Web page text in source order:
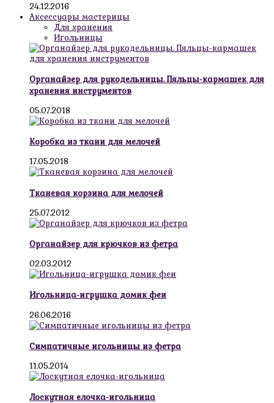
24.12.2016
Аксессуары мастерицы
Для хранения
Игольницы
Органайзер для рукодельницы. Пяльцы-кармашек для
хранения инструментов
05.07.2018
Коробка из ткани для мелочей
17.05.2018
Тканевая корзина для мелочей
25.07.2012
Органайзер для крючков из фетра
02.03.2012
Игольница-игрушка домик феи
26.06.2016
Симпатичные игольницы из фетра
11.05.2014
Лоскутная елочка-игольница